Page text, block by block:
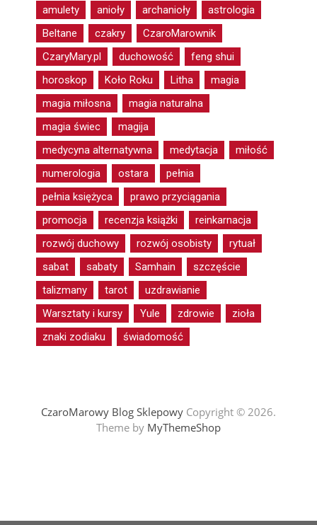
amulety anioły archanioły
astrologia
Beltane
czakry
CzaroMarownik
CzaryMary.pl
duchowość
feng shui
horoskop
Koło Roku Litha
magia
magia miłosna
magia naturalna
magia świec
magija
medycyna alternatywna
medytacja
miłość
numerologia
ostara
pełnia
pełnia księżyca
prawo przyciągania
promocja
recenzja książki
reinkarnacja
rozwój duchowy
rozwój osobisty
rytuał
sabat
sabaty Samhain
szczęście
talizmany
tarot
uzdrawianie
Warsztaty i kursy
Yule zdrowie
zioła
znaki zodiaku
świadomość
CzaroMarowy Blog SklepowyCopyright © 2026.
Theme by MyThemeShop